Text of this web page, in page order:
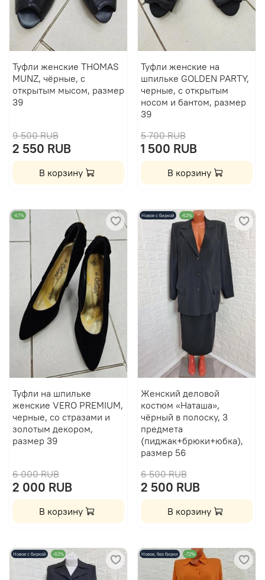
Туфли женские THOMAS
MUNZ, чёрные, с
открытым мысом, размер
39
9 500 RUB
2 550 RUB
В корзину
Туфли женские на
шпильке GOLDEN PARTY,
черные, с открытым
носом и бантом, размер
39
5 700 RUB
1 500 RUB
В корзину
-67%
Туфли на шпильке
женские VERO PREMIUM,
черные, со стразами и
золотым декором,
размер 39
6 000 RUB
2 000 RUB
В корзину
Новое с биркой -62%
Женский деловой
костюм «Наташа»,
чёрный в полоску, 3
предмета
(пиджак+брюки+юбка),
размер 56
6 500 RUB
2 500 RUB
В корзину
Новое с биркой -62% Новое, без бирки -72%